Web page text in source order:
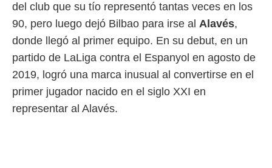
del club que su tío representó tantas veces en los
90, pero luego dejó Bilbao para irse al Alavés,
donde llegó al primer equipo. En su debut, en un
partido de LaLiga contra el Espanyol en agosto de
2019, logró una marca inusual al convertirse en el
primer jugador nacido en el siglo XXI en
representar al Alavés.